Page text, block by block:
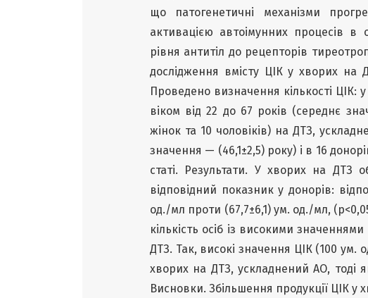
що патогенетичні механізми
активацією автоімунних процесів в
рівня антитіл до рецепторів
дослідження вмісту ЦІК у хворих на
Проведено визначення кількості ЦІК:
віком від 22 до 67 років (середнє
жінок та 10 чоловіків) на ДТЗ,
значення — (46,1±2,5) року) і в 16
статі. Результати. У хворих на ДТЗ
відповідний показник у донорів:
од./мл проти (67,7±6,1) ум. од./мл,
кількість осіб із високими
ДТЗ. Так, високі значення ЦІК (100 ум.
хворих на ДТЗ, ускладнений АО, тоді
Висновки. Збільшення продукції ЦІК у